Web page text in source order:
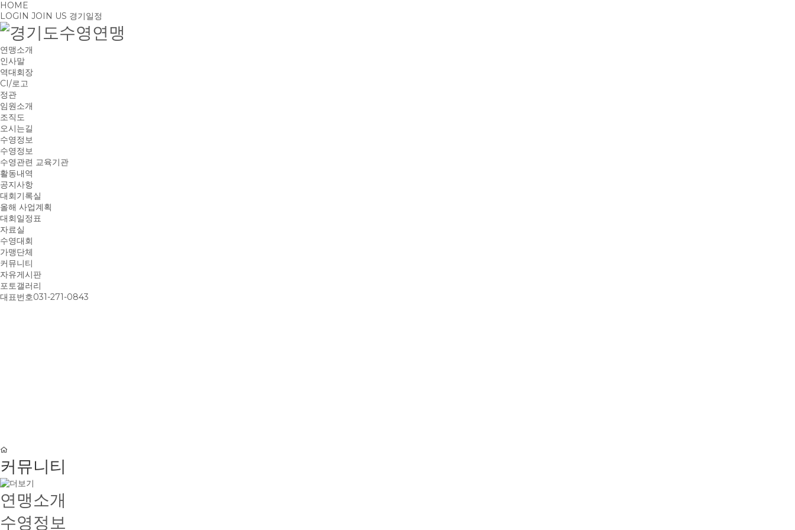
HOME
LOGIN JOIN US 경기일정
연맹소개
인사말
역대회장
CI/로고
정관
임원소개
조직도
오시는길
수영정보
수영정보
수영관련 교육기관
활동내역
공지사항
대회기록실
올해 사업계획
대회일정표
자료실
수영대회
가맹단체
커뮤니티
자유게시판
포토갤러리
대표번호031-271-0843
커뮤니티
연맹소개
수영정보